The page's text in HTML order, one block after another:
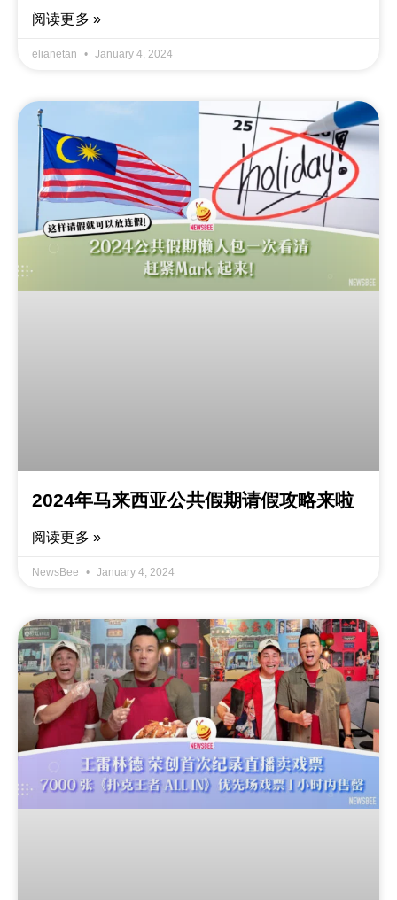
阅读更多 »
elianetan January 4, 2024
2024年马来西亚公共假期请假攻略来啦
阅读更多 »
NewsBee January 4, 2024